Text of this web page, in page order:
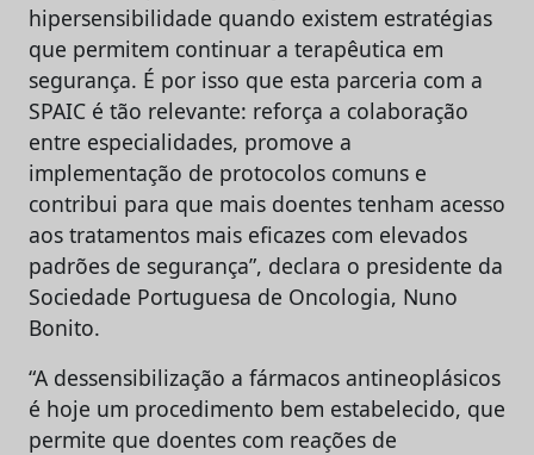
hipersensibilidade quando existem estratégias
que permitem continuar a terapêutica em
segurança. É por isso que esta parceria com a
SPAIC é tão relevante: reforça a colaboração
entre especialidades, promove a
implementação de protocolos comuns e
contribui para que mais doentes tenham acesso
aos tratamentos mais eficazes com elevados
padrões de segurança”, declara o presidente da
Sociedade Portuguesa de Oncologia, Nuno
Bonito.
“A dessensibilização a fármacos antineoplásicos
é hoje um procedimento bem estabelecido, que
permite que doentes com reações de